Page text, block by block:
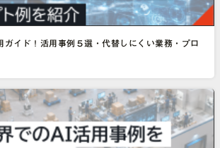
ガイド！活用事例５選・代替しにくい業務・プロ